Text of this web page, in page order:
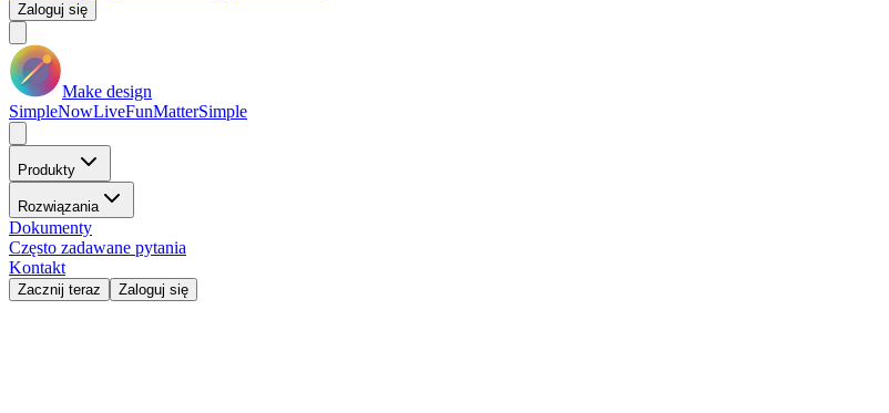
Zaloguj się
Make design
SimpleNowLiveFunMatterSimple
Produkty
Rozwiązania
Dokumenty
Często zadawane pytania
Kontakt
Zacznij teraz Zaloguj się